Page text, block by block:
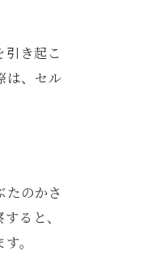
き起こ
は、セル
のかさ
ると、
。